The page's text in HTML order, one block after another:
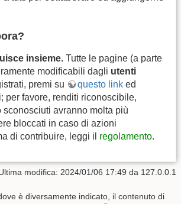
insieme. Tutte le pagine (a parte
modificabili dagli utenti
premi su questo link ed
per favore, renditi riconoscibile,
sconosciuti avranno molta più
bloccati in caso di azioni
di contribuire, leggi il regolamento.
modifica: 2024/01/06 17:49 da 127.0.0.1
è diversamente indicato, il contenuto di